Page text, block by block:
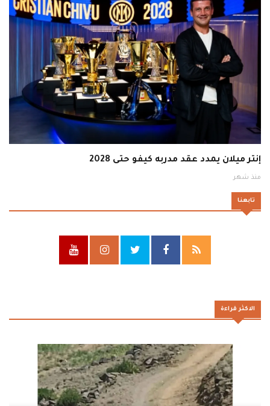
إنتر ميلان يمدد عقد مدربه كيفو حتى 2028
منذ شهر
تابعنا
الاكثر قراءة